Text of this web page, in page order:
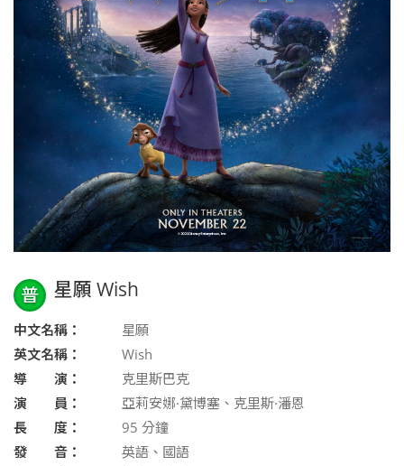
普 星願 Wish
中文名稱：
星願
英文名稱：
Wish
導 演：
克里斯巴克
演 員：
亞莉安娜·黛博塞、克里斯·潘恩
長 度：
95 分鐘
發 音：
英語、國語